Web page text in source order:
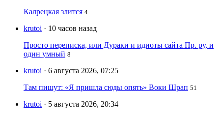
Калрецкая злится 4
krutoi · 10 часов назад
Просто переписка, или Дураки и идиоты сайта Пр. ру, и
один умный 8
krutoi · 6 августа 2026, 07:25
Там пишут: «Я пришла сюды опять» Воки Шрап 51
krutoi · 5 августа 2026, 20:34